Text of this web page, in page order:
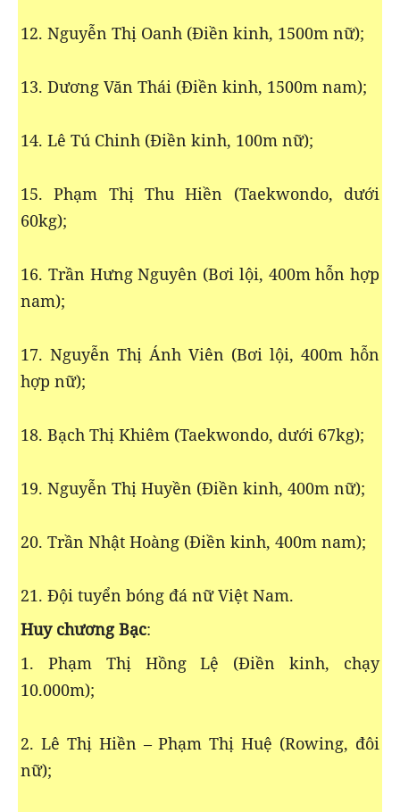
12. Nguyễn Thị Oanh (Điền kinh, 1500m nữ);
13. Dương Văn Thái (Điền kinh, 1500m nam);
14. Lê Tú Chinh (Điền kinh, 100m nữ);
15. Phạm Thị Thu Hiền (Taekwondo, dưới
60kg);
16. Trần Hưng Nguyên (Bơi lội, 400m hỗn hợp
nam);
17. Nguyễn Thị Ánh Viên (Bơi lội, 400m hỗn
hợp nữ);
18. Bạch Thị Khiêm (Taekwondo, dưới 67kg);
19. Nguyễn Thị Huyền (Điền kinh, 400m nữ);
20. Trần Nhật Hoàng (Điền kinh, 400m nam);
21. Đội tuyển bóng đá nữ Việt Nam.
Huy chương Bạc:
1. Phạm Thị Hồng Lệ (Điền kinh, chạy
10.000m);
2. Lê Thị Hiền – Phạm Thị Huệ (Rowing, đôi
nữ);